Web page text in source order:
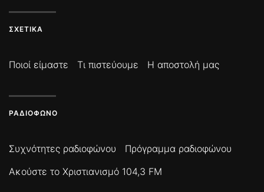
ΣΧΕΤΙΚΆ
Ποιοί είμαστε Τι πιστεύουμε Η αποστολή μας
ΡΑΔΙΌΦΩΝΟ
Συχνότητες ραδιοφώνου
Πρόγραμμα ραδιοφώνου
Ακούστε το Χριστιανισμό 104,3 FM